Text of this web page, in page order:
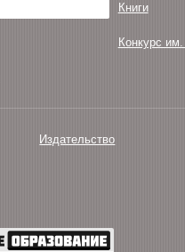
Книги
Конкурс
Издательство